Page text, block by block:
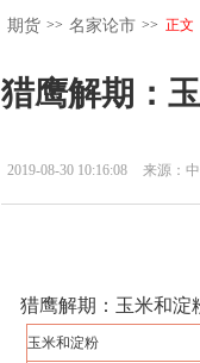
期货 >> 名家论市 >> 正文
猎鹰解期：
2019-08-30 10:16:08 来源：
猎鹰解期：玉米和淀
玉米和淀粉